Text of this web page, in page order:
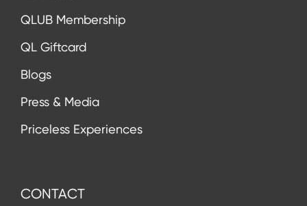
QLUB Membership
QL Giftcard
Blogs
Press & Media
Priceless Experiences
CONTACT